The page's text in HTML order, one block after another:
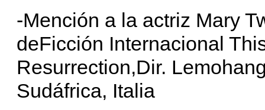
-Mención a la actriz Mary
deFicción Internacional
Resurrection,Dir.
Sudáfrica, Italia